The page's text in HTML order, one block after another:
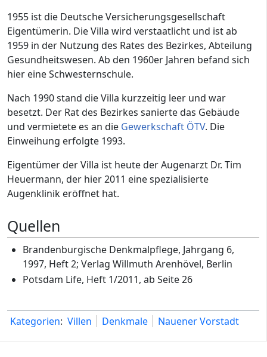
1955 ist die Deutsche Versicherungsgesellschaft
Eigentümerin. Die Villa wird verstaatlicht und ist ab
1959 in der Nutzung des Rates des Bezirkes, Abteilung
Gesundheitswesen. Ab den 1960er Jahren befand sich
hier eine Schwesternschule.
Nach 1990 stand die Villa kurzzeitig leer und war
besetzt. Der Rat des Bezirkes sanierte das Gebäude
und vermietete es an die Gewerkschaft ÖTV. Die
Einweihung erfolgte 1993.
Eigentümer der Villa ist heute der Augenarzt Dr. Tim
Heuermann, der hier 2011 eine spezialisierte
Augenklinik eröffnet hat.
Quellen
Brandenburgische Denkmalpflege, Jahrgang 6,
1997, Heft 2; Verlag Willmuth Arenhövel, Berlin
Potsdam Life, Heft 1/2011, ab Seite 26
Kategorien: Villen Denkmale Nauener Vorstadt